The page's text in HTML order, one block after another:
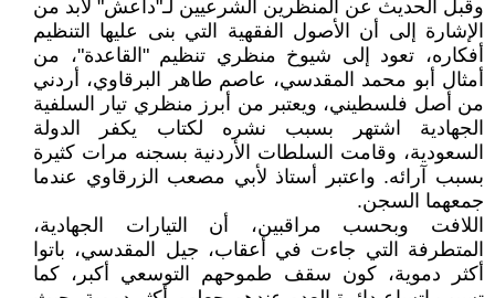
وقبل الحديث عن المنظرين الشرعيين لـ"داعش" لابد من
الإشارة إلى أن الأصول الفقهية التي بنى عليها التنظيم
أفكاره، تعود إلى شيوخ منظري تنظيم "القاعدة"، من
أمثال أبو محمد المقدسي، عاصم طاهر البرقاوي، أردني
من أصل فلسطيني، ويعتبر من أبرز منظري تيار السلفية
الجهادية اشتهر بسبب نشره لكتاب يكفر الدولة
السعودية، وقامت السلطات الأردنية بسجنه مرات كثيرة
بسبب آرائه. واعتبر أستاذ لأبي مصعب الزرقاوي عندما
جمعهما السجن.
اللافت وبحسب مراقبين، أن التيارات الجهادية،
المتطرفة التي جاءت في أعقاب، جيل المقدسي، باتوا
أكثر دموية، كون سقف طموحهم التوسعي أكبر، كما